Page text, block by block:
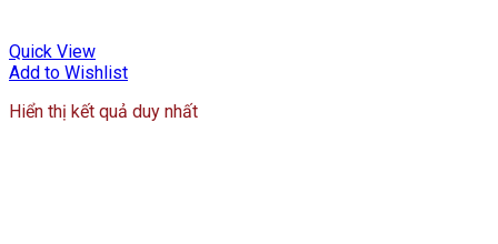
Quick View
Add to Wishlist
Hiển thị kết quả duy nhất